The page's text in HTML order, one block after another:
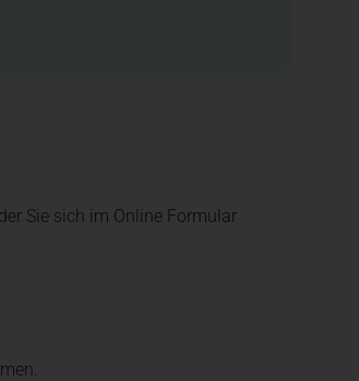
Sie sich im Online Formular